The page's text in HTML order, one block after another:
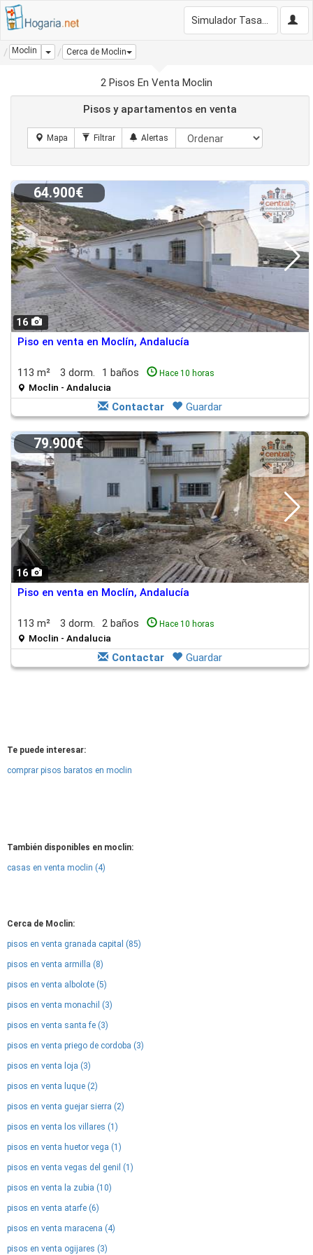
Moclin Dropdown
Cerca de Moclin
2 Pisos En Venta Moclin
Pisos y apartamentos en venta
16
64.900€
Piso en venta en Moclín, Andalucía
113 m² 3 dorm. 1 baños Hace 10 horas
Moclin - Andalucia
Contactar Guardar
16
79.900€
Piso en venta en Moclín, Andalucía
113 m² 3 dorm. 2 baños Hace 10 horas
Moclin - Andalucia
Contactar Guardar
Te puede interesar:
comprar pisos baratos en moclin
También disponibles en moclin:
casas en venta moclin (4)
Cerca de Moclin:
pisos en venta granada capital (85)
pisos en venta armilla (8)
pisos en venta albolote (5)
pisos en venta monachil (3)
pisos en venta santa fe (3)
pisos en venta priego de cordoba (3)
pisos en venta loja (3)
pisos en venta luque (2)
pisos en venta guejar sierra (2)
pisos en venta los villares (1)
pisos en venta huetor vega (1)
pisos en venta vegas del genil (1)
pisos en venta la zubia (10)
pisos en venta atarfe (6)
pisos en venta maracena (4)
pisos en venta ogijares (3)